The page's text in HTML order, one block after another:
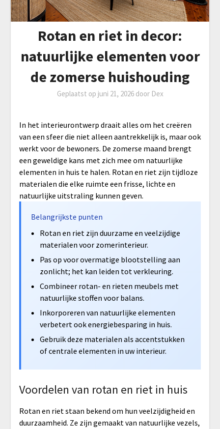
Rotan en riet in decor:
natuurlijke elementen voor
de zomerse huishouding
Geplaatst op juni 21, 2026door Dex
In het interieurontwerp draait alles om het creëren
van een sfeer die niet alleen aantrekkelijk is, maar ook
werkt voor de bewoners. De zomerse maand brengt
een geweldige kans met zich mee om natuurlijke
elementen in huis te halen. Rotan en riet zijn tijdloze
materialen die elke ruimte een frisse, lichte en
natuurlijke uitstraling kunnen geven.
Belangrijkste punten
Rotan en riet zijn duurzame en veelzijdige
materialen voor zomerinterieur.
Pas op voor overmatige blootstelling aan
zonlicht; het kan leiden tot verkleuring.
Combineer rotan- en rieten meubels met
natuurlijke stoffen voor balans.
Inkorporeren van natuurlijke elementen
verbetert ook energiebesparing in huis.
Gebruik deze materialen als accentstukken
of centrale elementen in uw interieur.
Voordelen van rotan en riet in huis
Rotan en riet staan bekend om hun veelzijdigheid en
duurzaamheid. Ze zijn gemaakt van natuurlijke vezels,